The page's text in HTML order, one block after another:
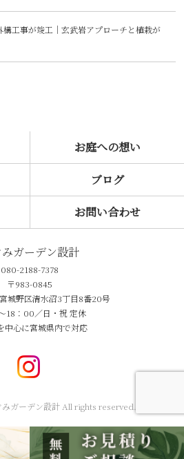
構工事が竣工｜玄武岩アプローチと植栽が
お庭への想い
ブログ
お問い合わせ
ガーデン設計
080-2188-7378
〒983-0845
城野区清水沼3丁目8番20号
18：00／日・祝 定休
中心に宮城県内で対応
ガーデン設計 All rights reserved.